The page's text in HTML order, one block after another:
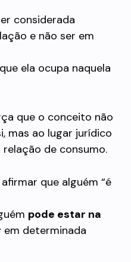
considerada
e não ser em
ela ocupa naquela
que o conceito não
mas ao lugar jurídico
de consumo.
que alguém “é
pode estar na
em determinada